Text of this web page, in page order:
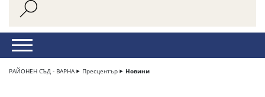
РАЙОНЕН СЪД - ВАРНА Пресцентър Новини